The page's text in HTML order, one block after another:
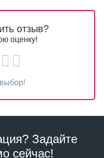
отзыв?
оценку!
Задайте
сейчас!